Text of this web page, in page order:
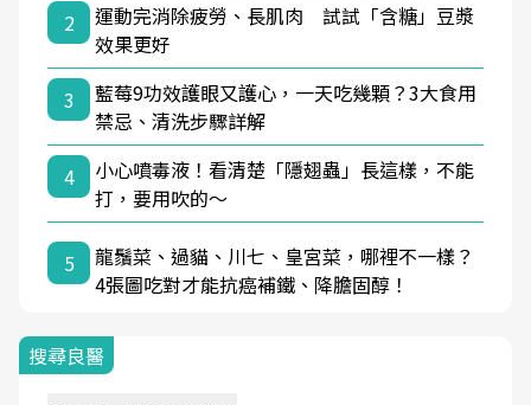
2
運動完消除疲勞、長肌肉 試試「含糖」豆漿
效果更好
3
藍莓9功效護眼又護心，一天吃幾顆？3大食用
禁忌、清洗步驟詳解
4
小心噴毒液！看清楚「隱翅蟲」長這樣，不能
打，要用吹的～
5
龍鬚菜、過貓、川七、皇宮菜，哪裡不一樣？
4張圖吃對才能抗癌補鐵、降膽固醇！
搜尋良醫